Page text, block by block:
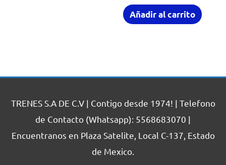
Añadir al carrito
TRENES S.A DE C.V | Contigo desde 1974! | Telefono
de Contacto (Whatsapp): 5568683070 |
Encuentranos en Plaza Satelite, Local C-137, Estado
de Mexico.